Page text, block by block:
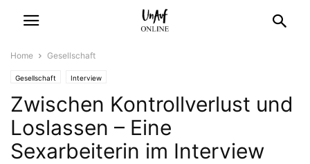
Home Gesellschaft
Gesellschaft Interview
Zwischen Kontrollverlust und
Loslassen – Eine
Sexarbeiterin im Interview